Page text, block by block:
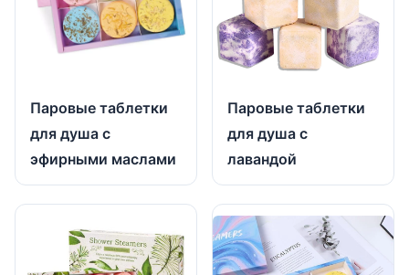
Паровые таблетки
для душа с
эфирными маслами
Паровые таблетки
для душа с
лавандой